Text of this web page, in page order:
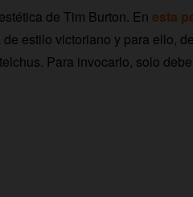
de Tim Burton. En esta
estilo victoriano y para ello,
Para invocarlo, solo